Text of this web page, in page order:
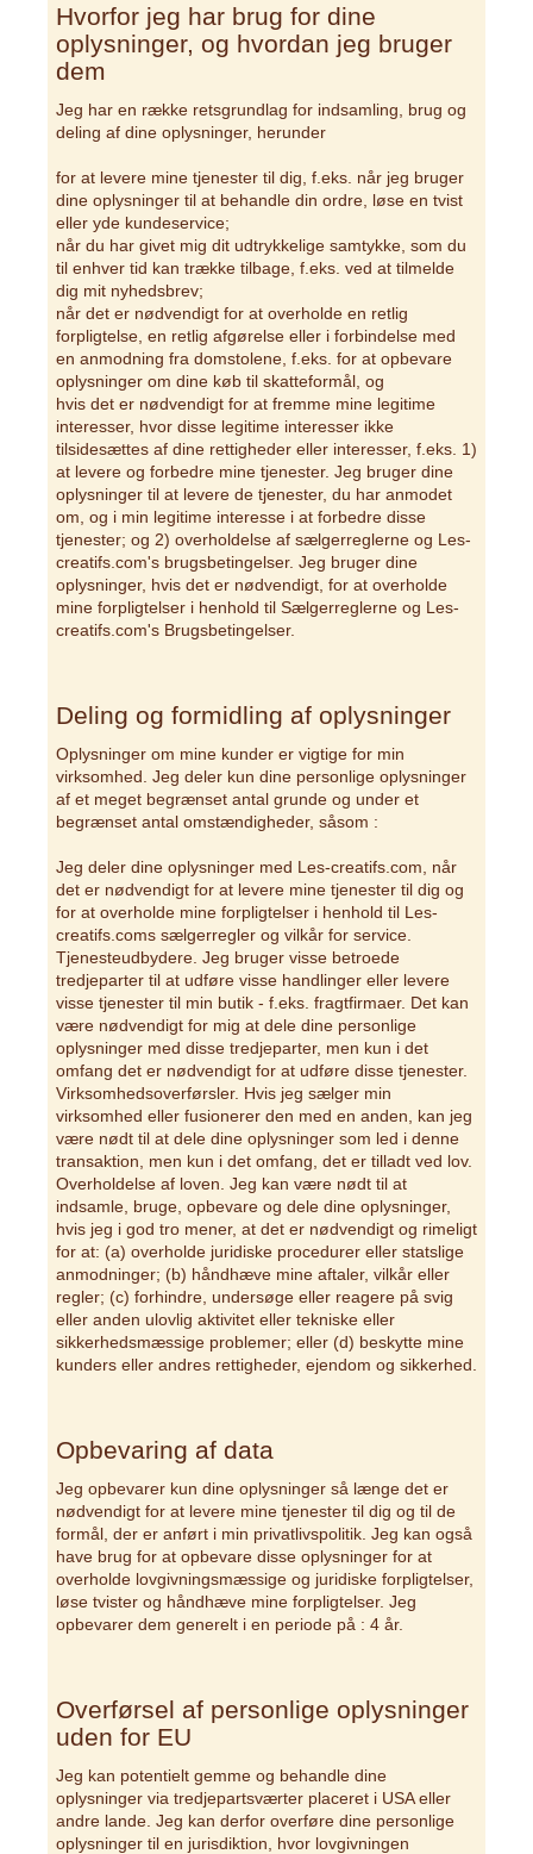
Hvorfor jeg har brug for dine
oplysninger, og hvordan jeg bruger
dem
Jeg har en række retsgrundlag for indsamling, brug og
deling af dine oplysninger, herunder
for at levere mine tjenester til dig, f.eks. når jeg bruger
dine oplysninger til at behandle din ordre, løse en tvist
eller yde kundeservice;
når du har givet mig dit udtrykkelige samtykke, som du
til enhver tid kan trække tilbage, f.eks. ved at tilmelde
dig mit nyhedsbrev;
når det er nødvendigt for at overholde en retlig
forpligtelse, en retlig afgørelse eller i forbindelse med
en anmodning fra domstolene, f.eks. for at opbevare
oplysninger om dine køb til skatteformål, og
hvis det er nødvendigt for at fremme mine legitime
interesser, hvor disse legitime interesser ikke
tilsidesættes af dine rettigheder eller interesser, f.eks. 1)
at levere og forbedre mine tjenester. Jeg bruger dine
oplysninger til at levere de tjenester, du har anmodet
om, og i min legitime interesse i at forbedre disse
tjenester; og 2) overholdelse af sælgerreglerne og Les-
creatifs.com's brugsbetingelser. Jeg bruger dine
oplysninger, hvis det er nødvendigt, for at overholde
mine forpligtelser i henhold til Sælgerreglerne og Les-
creatifs.com's Brugsbetingelser.
Deling og formidling af oplysninger
Oplysninger om mine kunder er vigtige for min
virksomhed. Jeg deler kun dine personlige oplysninger
af et meget begrænset antal grunde og under et
begrænset antal omstændigheder, såsom :
Jeg deler dine oplysninger med Les-creatifs.com, når
det er nødvendigt for at levere mine tjenester til dig og
for at overholde mine forpligtelser i henhold til Les-
creatifs.coms sælgerregler og vilkår for service.
Tjenesteudbydere. Jeg bruger visse betroede
tredjeparter til at udføre visse handlinger eller levere
visse tjenester til min butik - f.eks. fragtfirmaer. Det kan
være nødvendigt for mig at dele dine personlige
oplysninger med disse tredjeparter, men kun i det
omfang det er nødvendigt for at udføre disse tjenester.
Virksomhedsoverførsler. Hvis jeg sælger min
virksomhed eller fusionerer den med en anden, kan jeg
være nødt til at dele dine oplysninger som led i denne
transaktion, men kun i det omfang, det er tilladt ved lov.
Overholdelse af loven. Jeg kan være nødt til at
indsamle, bruge, opbevare og dele dine oplysninger,
hvis jeg i god tro mener, at det er nødvendigt og rimeligt
for at: (a) overholde juridiske procedurer eller statslige
anmodninger; (b) håndhæve mine aftaler, vilkår eller
regler; (c) forhindre, undersøge eller reagere på svig
eller anden ulovlig aktivitet eller tekniske eller
sikkerhedsmæssige problemer; eller (d) beskytte mine
kunders eller andres rettigheder, ejendom og sikkerhed.
Opbevaring af data
Jeg opbevarer kun dine oplysninger så længe det er
nødvendigt for at levere mine tjenester til dig og til de
formål, der er anført i min privatlivspolitik. Jeg kan også
have brug for at opbevare disse oplysninger for at
overholde lovgivningsmæssige og juridiske forpligtelser,
løse tvister og håndhæve mine forpligtelser. Jeg
opbevarer dem generelt i en periode på : 4 år.
Overførsel af personlige oplysninger
uden for EU
Jeg kan potentielt gemme og behandle dine
oplysninger via tredjepartsværter placeret i USA eller
andre lande. Jeg kan derfor overføre dine personlige
oplysninger til en jurisdiktion, hvor lovgivningen